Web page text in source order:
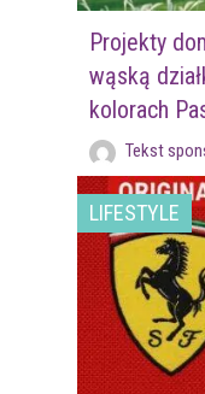
Projekty
wąską
kolorach
Tekst
LIFESTYLE